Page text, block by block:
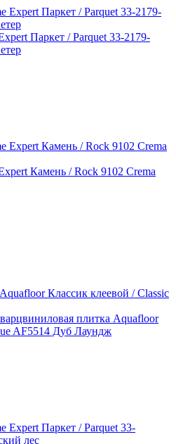
Паркет / Parquet 33-2179-
Камень / Rock 9102 Crema
плитка Aquafloor
AF5514 Дуб Лаундж